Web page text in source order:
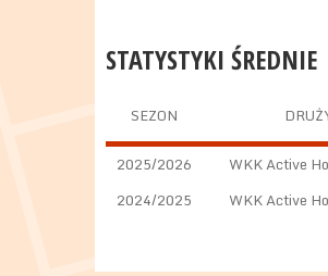
STATYSTYKI ŚREDNIE
SEZON
2025/2026 WKK Active
2024/2025
WKK Active